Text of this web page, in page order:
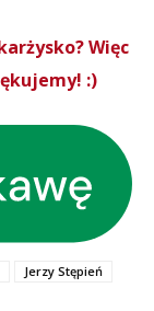
Więc
:)
Jerzy Stępień